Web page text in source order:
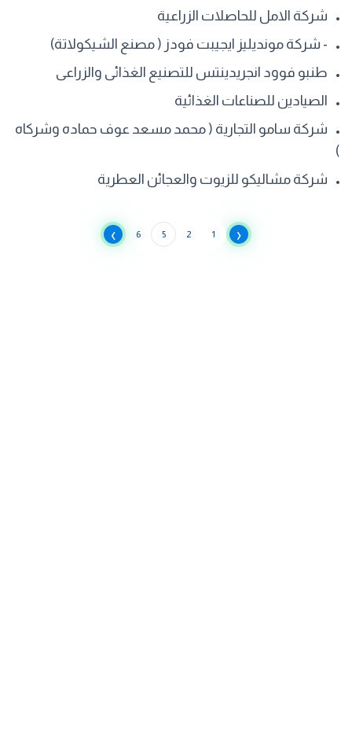
شركة الامل للحاصلات الزراعية
- شركة مونديليز ايجيبت فودز ( مصنع الشيكولاتة)
طنبو فوود انجريدينتس للتصنيع الغذائى والزراعى
الصيادين للصناعات الغذائية
شركة سامو التجارية ( محمد مسعد عوف حماده وشركاه
)
شركة مشاليكو للزيوت والعجائن العطرية
‹
1
2
5
6
›